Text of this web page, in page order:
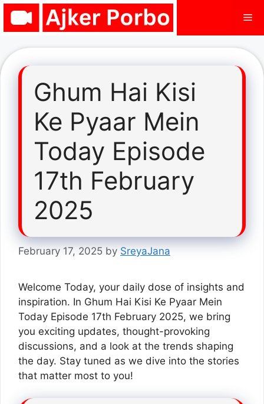
Skip
Ghum Hai Kisi
Ke Pyaar Mein
Today Episode
17th February
2025
February 17, 2025 by SreyaJana
Welcome Today, your daily dose of insights and
inspiration. In Ghum Hai Kisi Ke Pyaar Mein
Today Episode 17th February 2025, we bring
you exciting updates, thought-provoking
discussions, and a look at the trends shaping
the day. Stay tuned as we dive into the stories
that matter most to you!